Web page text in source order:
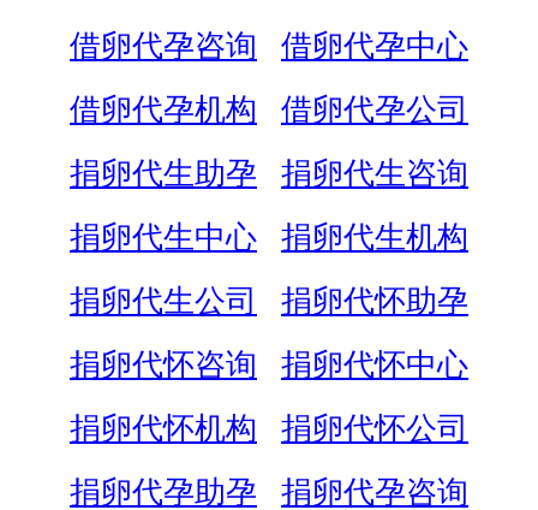
借卵代孕咨询
借卵代孕中心
借卵代孕机构
借卵代孕公司
捐卵代生助孕
捐卵代生咨询
捐卵代生中心
捐卵代生机构
捐卵代生公司
捐卵代怀助孕
捐卵代怀咨询
捐卵代怀中心
捐卵代怀机构
捐卵代怀公司
捐卵代孕助孕
捐卵代孕咨询